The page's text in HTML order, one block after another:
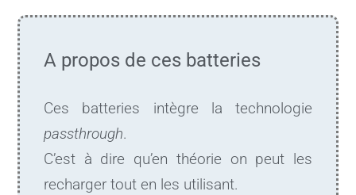
A propos de ces batteries
Ces batteries intègre la technologie
passthrough.
C’est à dire qu’en théorie on peut les
recharger tout en les utilisant.